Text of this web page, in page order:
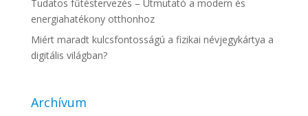
Tudatos fűtéstervezés – Útmutató a modern és
energiahatékony otthonhoz
Miért maradt kulcsfontosságú a fizikai névjegykártya a
digitális világban?
Archívum